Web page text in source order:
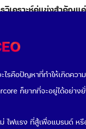
วิเคราะห์คู่แข่งสำคัญแ
June 30, 2026
ไรคือปัญหาที่ทำให้เกิดควา
ก็ยากที่จะอยู่ได้อย่าง
ไฟแรง ที่สู้เพื่อแบรนด์ ห